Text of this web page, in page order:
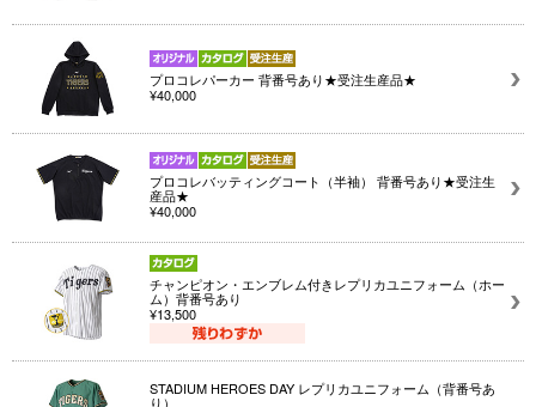
プロコレパーカー 背番号あり★受注生産品★
¥40,000
プロコレバッティングコート（半袖） 背番号あり★受注生
産品★
¥40,000
チャンピオン・エンブレム付きレプリカユニフォーム（ホー
ム）背番号あり
¥13,500
STADIUM HEROES DAY レプリカユニフォーム（背番号あ
り）